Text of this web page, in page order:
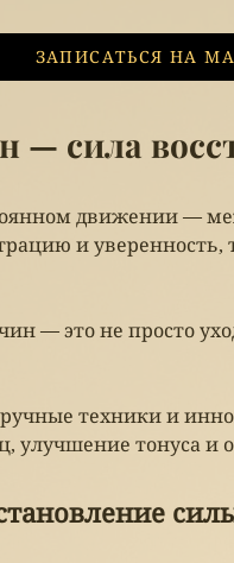
ЗАПИСАТЬСЯ НА
сила
движении —
и уверенность,
— это не просто
техники и
тонуса и